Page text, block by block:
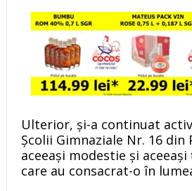
Ulterior, și-a continuat
Școlii Gimnaziale Nr. 16
aceeași modestie și
care au consacrat-o în